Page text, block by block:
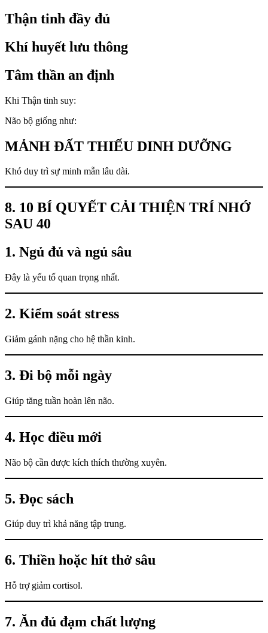
Thận tinh đầy đủ
Khí huyết lưu thông
Tâm thần an định
Khi Thận tinh suy:
Não bộ giống như:
MẢNH ĐẤT THIẾU DINH DƯỠNG
Khó duy trì sự minh mẫn lâu dài.
8. 10 BÍ QUYẾT CẢI THIỆN TRÍ NHỚ
SAU 40
1. Ngủ đủ và ngủ sâu
Đây là yếu tố quan trọng nhất.
2. Kiểm soát stress
Giảm gánh nặng cho hệ thần kinh.
3. Đi bộ mỗi ngày
Giúp tăng tuần hoàn lên não.
4. Học điều mới
Não bộ cần được kích thích thường xuyên.
5. Đọc sách
Giúp duy trì khả năng tập trung.
6. Thiền hoặc hít thở sâu
Hỗ trợ giảm cortisol.
7. Ăn đủ đạm chất lượng